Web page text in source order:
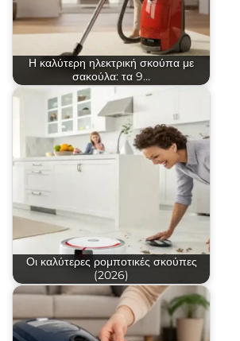
Η καλύτερη ηλεκτρική σκούπα με
σακούλα: τα 9…
Οι καλύτερες ρομποτικές σκούπες
(2026)